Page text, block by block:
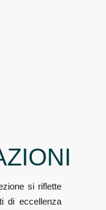
si riflette
di eccellenza